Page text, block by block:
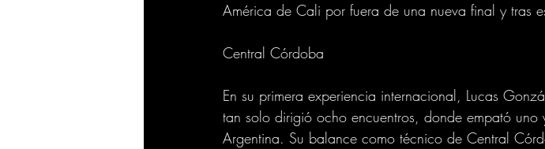
América de Cali por fuera de una nueva final y tras
Central Córdoba
En su primera experiencia internacional, Lucas
tan solo dirigió ocho encuentros, donde empató
Argentina. Su balance como técnico de Central